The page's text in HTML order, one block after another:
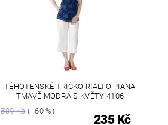
TĚHOTENSKÉ TRIČKO RIALTO PIANA
TMAVĚ MODRÁ S KVĚTY 4106
589 Kč(–60 %)
235 Kč